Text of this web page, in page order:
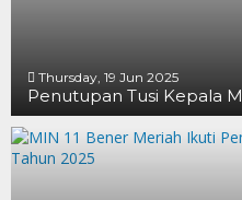
Thursday, 19 Jun 2025
Penutupan Tusi Kepala